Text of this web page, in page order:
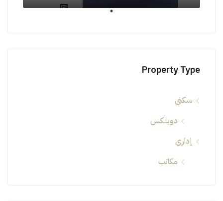
Property Type
سكني
دوبلكس
إدارى
مكاتب